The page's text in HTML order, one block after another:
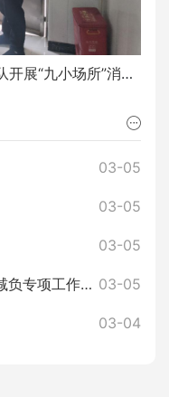
临湘市文化市场综合行政执法大队开展“九小场所”消防安全排查整治工作
03-05
03-05
03-05
中央层面整治形式主义为基层减负专项工作机制办公室 中央纪委办公厅公开通报3起整治形式主义为基层减负典型问题 03-05
03-04